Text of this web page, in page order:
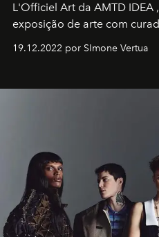
L'Officiel Art da AMTD IDEA ,
exposição de arte com
19.12.2022 por SImone Vertua